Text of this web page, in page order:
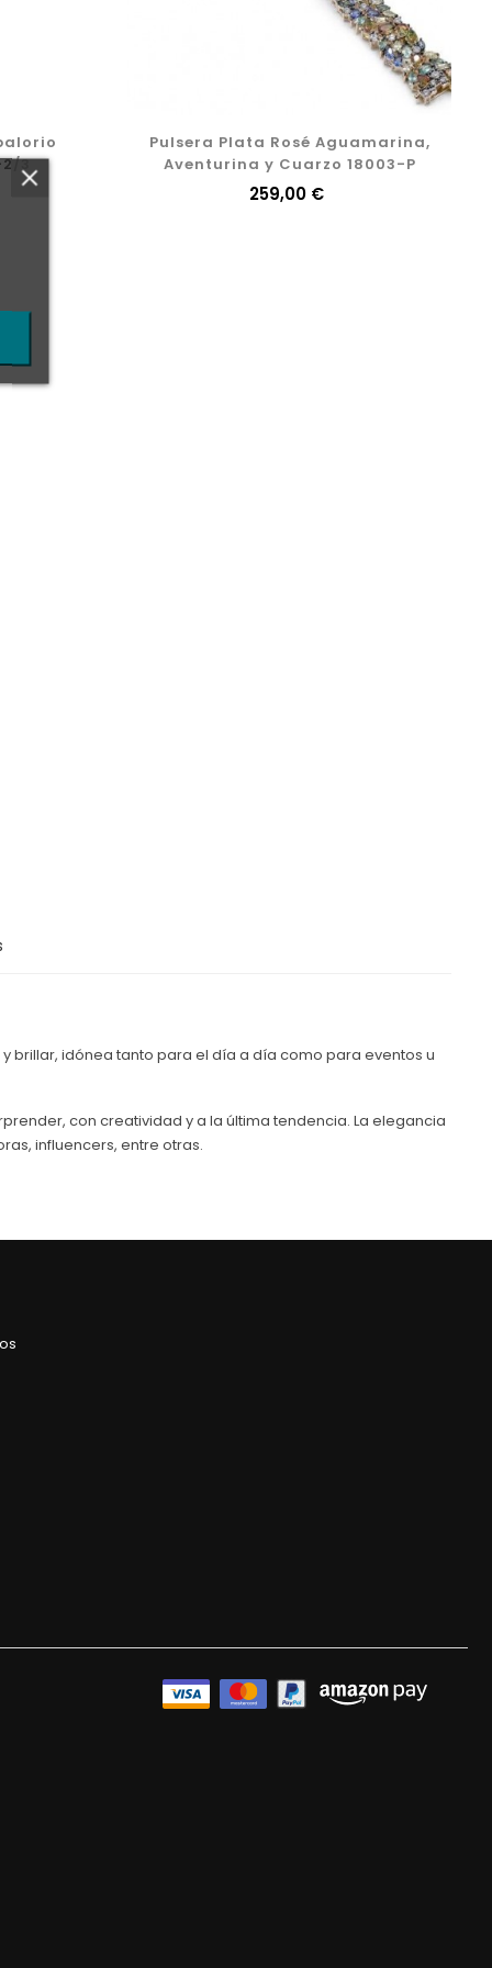
2/3
Pulsera Plata Rosé Aguamarina,
Aventurina y Cuarzo 18003-P
Precio
259,00 €
brillar, idónea tanto para el día a día como para eventos u
con creatividad y a la última tendencia. La elegancia
influencers, entre otras.